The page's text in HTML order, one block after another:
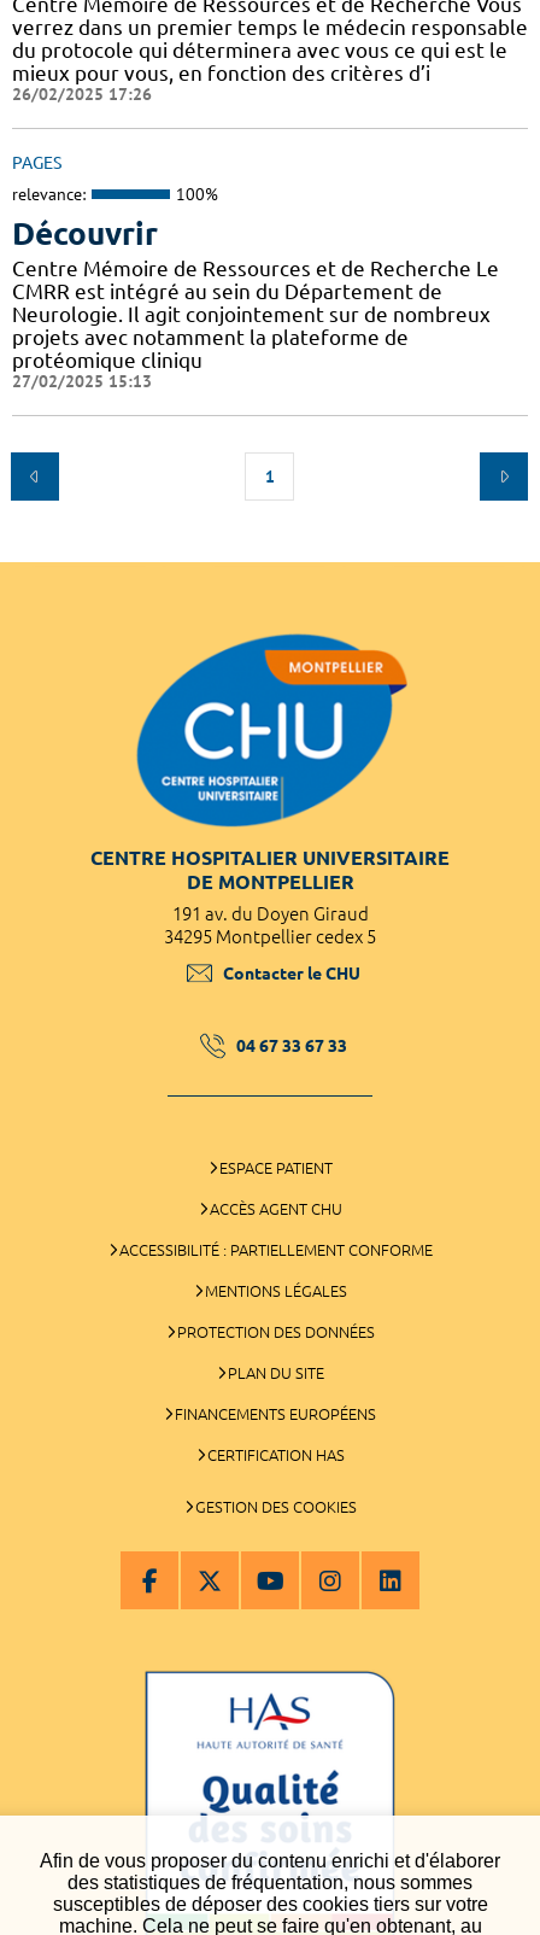
Afin de vous proposer du contenu enrichi et d'élaborer
des statistiques de fréquentation, nous sommes
susceptibles de déposer des cookies tiers sur votre
machine. Cela ne peut se faire qu'en obtenant, au
verrez dans un premier temps le médecin responsable
du protocole qui déterminera avec vous ce qui est le
mieux pour vous, en fonction des critères d’i
26/02/2025 17:26
PAGES
relevance: 100%
Découvrir
Centre Mémoire de Ressources et de Recherche Le
CMRR est intégré au sein du Département de
Neurologie. Il agit conjointement sur de nombreux
projets avec notamment la plateforme de
protéomique cliniqu
27/02/2025 15:13
1
CENTRE HOSPITALIER UNIVERSITAIRE
DE MONTPELLIER
191 av. du Doyen Giraud
34295 Montpellier cedex 5
Contacter le CHU
04 67 33 67 33
ESPACE PATIENT
ACCÈS AGENT CHU
ACCESSIBILITÉ : PARTIELLEMENT CONFORME
MENTIONS LÉGALES
PROTECTION DES DONNÉES
PLAN DU SITE
FINANCEMENTS EUROPÉENS
CERTIFICATION HAS
GESTION DES COOKIES